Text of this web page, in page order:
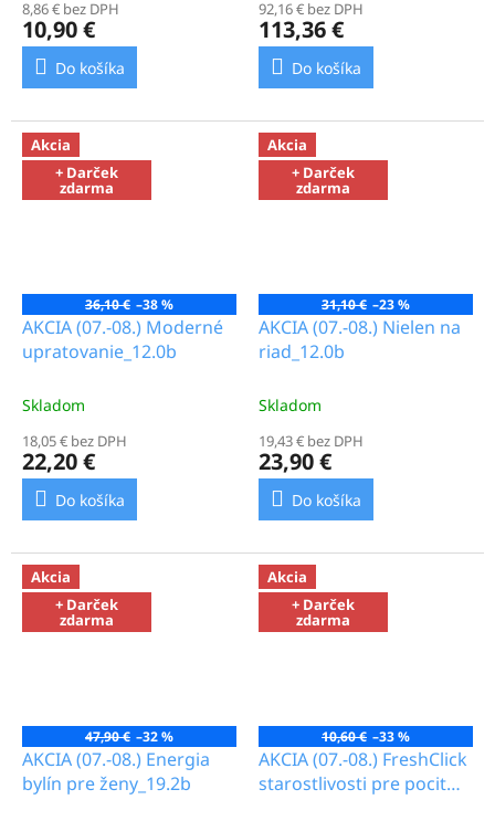
8,86 € bez DPH
10,90 €
Do košíka
92,16 € bez DPH
113,36 €
Do košíka
Akcia
+ Darček
zdarma
36,10 € –38 %
AKCIA (07.-08.) Moderné
upratovanie_12.0b
Skladom
18,05 € bez DPH
22,20 €
Do košíka
Akcia
+ Darček
zdarma
31,10 € –23 %
AKCIA (07.-08.) Nielen na
riad_12.0b
Skladom
19,43 € bez DPH
23,90 €
Do košíka
Akcia
+ Darček
zdarma
47,90 € –32 %
AKCIA (07.-08.) Energia
bylín pre ženy_19.2b
Akcia
+ Darček
zdarma
10,60 € –33 %
AKCIA (07.-08.) FreshClick
starostlivosti pre pocit